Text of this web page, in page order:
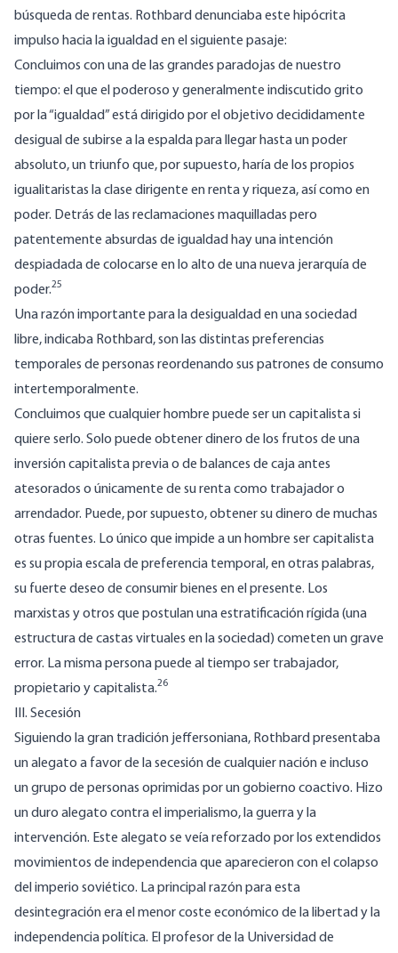
búsqueda de rentas. Rothbard denunciaba este hipócrita
impulso hacia la igualdad en el siguiente pasaje:
Concluimos con una de las grandes paradojas de nuestro
tiempo: el que el poderoso y generalmente indiscutido grito
por la “igualdad” está dirigido por el objetivo decididamente
desigual de subirse a la espalda para llegar hasta un poder
absoluto, un triunfo que, por supuesto, haría de los propios
igualitaristas la clase dirigente en renta y riqueza, así como en
poder. Detrás de las reclamaciones maquilladas pero
patentemente absurdas de igualdad hay una intención
despiadada de colocarse en lo alto de una nueva jerarquía de
poder.25
Una razón importante para la desigualdad en una sociedad
libre, indicaba Rothbard, son las distintas preferencias
temporales de personas reordenando sus patrones de consumo
intertemporalmente.
Concluimos que cualquier hombre puede ser un capitalista si
quiere serlo. Solo puede obtener dinero de los frutos de una
inversión capitalista previa o de balances de caja antes
atesorados o únicamente de su renta como trabajador o
arrendador. Puede, por supuesto, obtener su dinero de muchas
otras fuentes. Lo único que impide a un hombre ser capitalista
es su propia escala de preferencia temporal, en otras palabras,
su fuerte deseo de consumir bienes en el presente. Los
marxistas y otros que postulan una estratificación rígida (una
estructura de castas virtuales en la sociedad) cometen un grave
error. La misma persona puede al tiempo ser trabajador,
propietario y capitalista.26
III. Secesión
Siguiendo la gran tradición jeffersoniana, Rothbard presentaba
un alegato a favor de la secesión de cualquier nación e incluso
un grupo de personas oprimidas por un gobierno coactivo. Hizo
un duro alegato contra el imperialismo, la guerra y la
intervención. Este alegato se veía reforzado por los extendidos
movimientos de independencia que aparecieron con el colapso
del imperio soviético. La principal razón para esta
desintegración era el menor coste económico de la libertad y la
independencia política. El profesor de la Universidad de